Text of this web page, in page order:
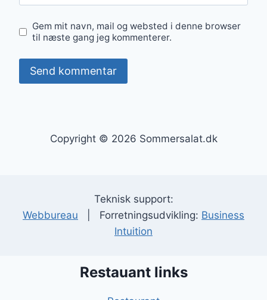
Gem mit navn, mail og websted i denne browser
til næste gang jeg kommenterer.
Copyright © 2026 Sommersalat.dk
Teknisk support:
Webbureau | Forretningsudvikling: Business
Intuition
Restauant links